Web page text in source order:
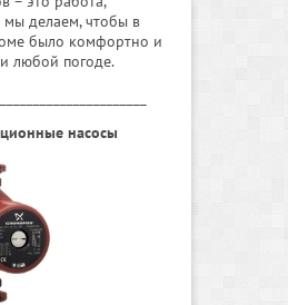
мы делаем, чтобы в
было комфортно и
любой погоде.
насосы